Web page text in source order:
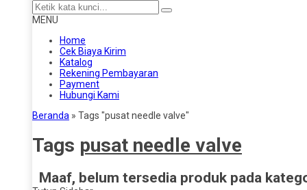
MENU
Home
Cek Biaya Kirim
Katalog
Rekening Pembayaran
Payment
Hubungi Kami
Beranda » Tags "pusat needle valve"
Tags pusat needle valve
Maaf, belum tersedia produk pada